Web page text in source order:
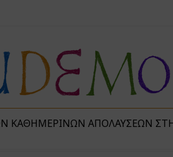
ΚΑΘΗΜΕΡΙΝΏΝ ΑΠΟΛΑΎΣΕΩΝ